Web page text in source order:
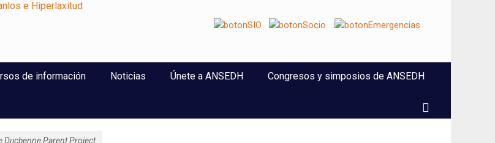
de información Noticias Únete a ANSEDH Congresos y simposios de ANSEDH
Duchenne Parent Project